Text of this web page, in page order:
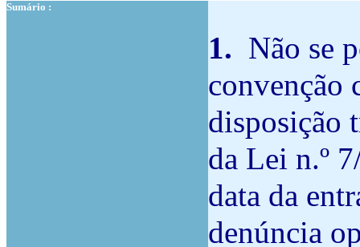
Sumário :
1. Não se
convenção
disposição
da Lei n.º
data da
denúncia